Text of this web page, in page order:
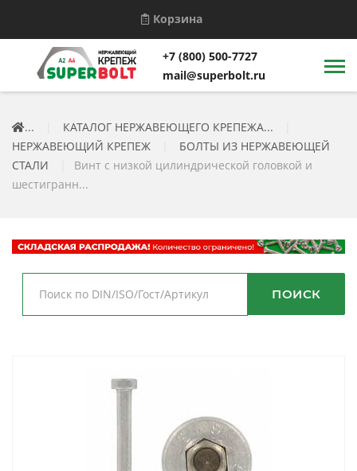
Корзина
+7 (800) 500-7727
mail@superbolt.ru
... КАТАЛОГ НЕРЖАВЕЮЩЕГО КРЕПЕЖА...
НЕРЖАВЕЮЩИЙ КРЕПЕЖ
БОЛТЫ ИЗ НЕРЖАВЕЮЩЕЙ
СТАЛИ
Винт с низкой цилиндрической головкой и
шестигранн...
ПОИСК